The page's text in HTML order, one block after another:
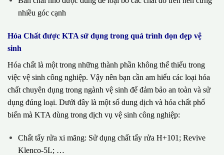
nhiều góc cạnh
Hóa Chất được KTA sử dụng trong quá trình dọn dẹp vệ
sinh
Hóa chất là một trong những thành phần không thể thiếu trong
việc vệ sinh công nghiệp. Vậy nên bạn cần am hiểu các loại hóa
chất chuyên dụng trong ngành vệ sinh để đảm bảo an toàn và sử
dụng đúng loại. Dưới đây là một số dung dịch và hóa chất phổ
biến mà KTA dùng trong dịch vụ vệ sinh công nghiệp:
Chất tẩy rửa xi măng: Sử dụng chất tẩy rửa H+101; Revive
Klenco-5L; …